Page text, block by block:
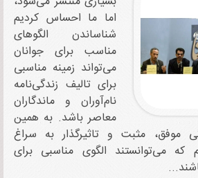
اما ما احساس کردیم
شناساندن الگوهای
مناسب برای جوانان
می‌تواند زمینه مناسبی
برای تالیف زندگی‌نامه
نام‌آوران و ماندگاران
معاصر باشد. به همین
موفق، مثبت و تاثیرگذار به سراغ
می‌توانستند الگوی مناسبی برای